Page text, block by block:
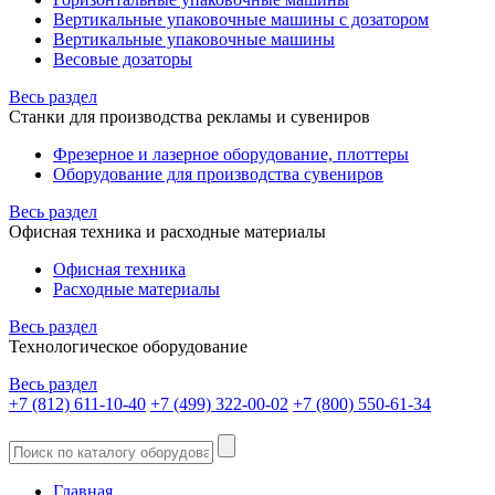
Вертикальные упаковочные машины с дозатором
Вертикальные упаковочные машины
Весовые дозаторы
Весь раздел
Станки для производства рекламы и сувениров
Фрезерное и лазерное оборудование, плоттеры
Оборудование для производства сувениров
Весь раздел
Офисная техника и расходные материалы
Офисная техника
Расходные материалы
Весь раздел
Технологическое оборудование
Весь раздел
+7 (812) 611-10-40 +7 (499) 322-00-02 +7 (800) 550-61-34
Главная